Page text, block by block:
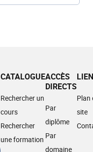
CATALOGUE
Rechercher un
cours
Rechercher
une formation
ACCÈS
DIRECTS
Par
diplôme
Par
domaine
Plan
site